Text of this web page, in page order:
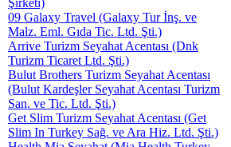
09 Galaxy Travel (Galaxy Tur İnş. ve
Malz. Eml. Gıda Tic. Ltd. Şti.)
Arrive Turizm Seyahat Acentası (Dnk
Turizm Ticaret Ltd. Şti.)
Bulut Brothers Turizm Seyahat Acentası
(Bulut Kardeşler Seyahat Acentası Turizm
San. ve Tic. Ltd. Şti.)
Get Slim Turizm Seyahat Acentası (Get
Slim In Turkey Sağ. ve Ara Hiz. Ltd. Şti.)